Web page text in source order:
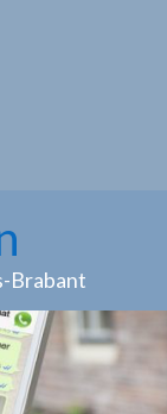
Brabant